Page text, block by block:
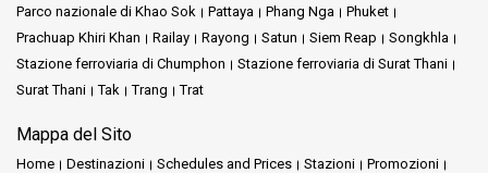
Parco nazionale di Khao Sok
Pattaya Phang Nga
Phuket
Prachuap Khiri Khan
Railay Rayong Satun Siem Reap
Songkhla
Stazione ferroviaria di Chumphon
Stazione ferroviaria di Surat Thani
Surat Thani
Tak Trang Trat
Mappa del Sito
Home Destinazioni Schedules and Prices Stazioni
Promozioni